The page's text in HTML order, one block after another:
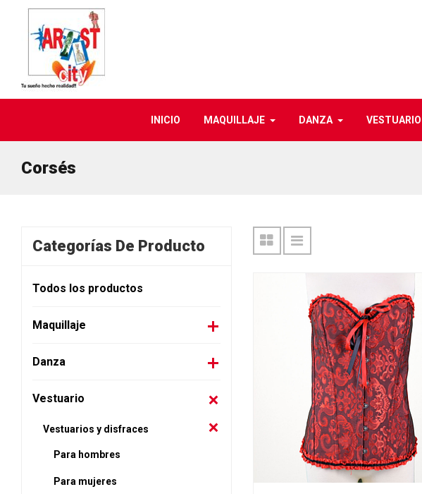
INICIO MAQUILLAJE DANZA VESTUARIO
Corsés
Categorías De Producto
Todos los productos
Maquillaje
Danza
Vestuario
Vestuarios y disfraces
Para hombres
Para mujeres